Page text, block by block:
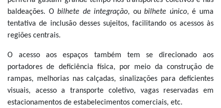
baldeações. Obilhete de integração, oubilhete único, é uma
tentativa de inclusão desses sujeitos, facilitando os acessos às
regiões centrais.
O acesso aos espaços também tem se direcionado aos
portadores de deficiência física, por meio da construção de
rampas, melhorias nas calçadas, sinalizações para deficientes
visuais, acesso a transporte coletivo, vagas reservadas em
estacionamentos de estabelecimentos comerciais, etc.